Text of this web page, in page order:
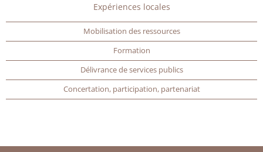
Expériences locales
Mobilisation des ressources
Formation
Délivrance de services publics
Concertation, participation, partenariat